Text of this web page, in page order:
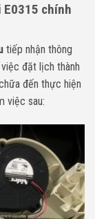
chính
tiếp nhận thông
đặt lịch thành
đến thực hiện
việc sau: